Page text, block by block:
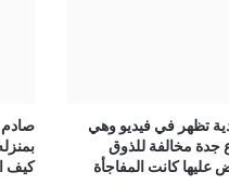
تظهر في فيديو وهي
جدة مخالفة للذوق
عليها كانت المفاجأة
كيف